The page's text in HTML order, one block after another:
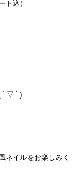
込）
´ ▽ ` )
ネイルをお楽しみく